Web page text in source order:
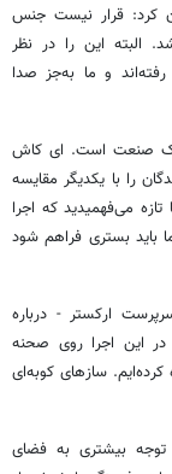
کرد: قرار نیست جنس
البته این را در نظر
و ما به‌جز صدا
یک صنعت است. ای کاش
را با یکدیگر مقایسه
می‌فهمیدید که اجرا
باید بستری فراهم شود
ارکستر - درباره
این کنسرت، گفت: یک ارکستر 30 نفره در این اجرا روی صحنه
سازهای کوبه‌ای
توجه بیشتری به فضای